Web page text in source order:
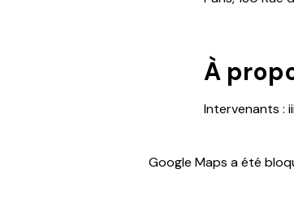
À
Intervenants :
Google Maps a été